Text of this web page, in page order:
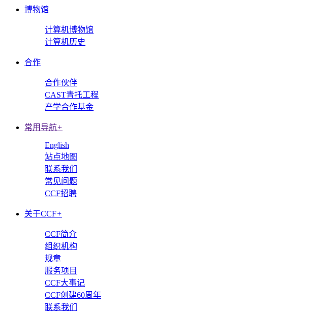
博物馆
计算机博物馆
计算机历史
合作
合作伙伴
CAST青托工程
产学合作基金
常用导航+
English
站点地图
联系我们
常见问题
CCF招聘
关于CCF+
CCF简介
组织机构
规章
服务项目
CCF大事记
CCF创建60周年
联系我们